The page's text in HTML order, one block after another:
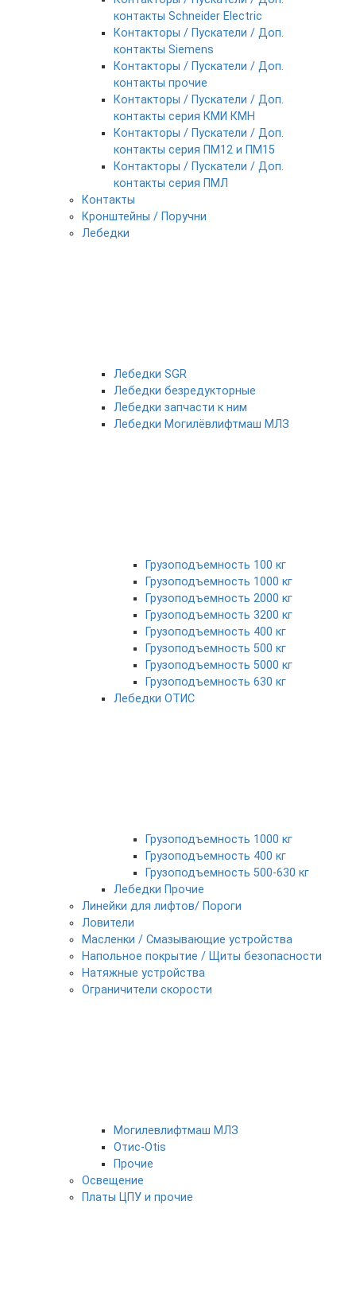
контакты Schneider Electric
Контакторы / Пускатели / Доп.
контакты Siemens
Контакторы / Пускатели / Доп.
контакты прочие
Контакторы / Пускатели / Доп.
контакты серия КМИ КМН
Контакторы / Пускатели / Доп.
контакты серия ПМ12 и ПМ15
Контакторы / Пускатели / Доп.
контакты серия ПМЛ
Контакты
Кронштейны / Поручни
Лебедки
Лебедки SGR
Лебедки безредукторные
Лебедки запчасти к ним
Лебедки Могилёвлифтмаш МЛЗ
Грузоподъемность 100 кг
Грузоподъемность 1000 кг
Грузоподъемность 2000 кг
Грузоподъемность 3200 кг
Грузоподъемность 400 кг
Грузоподъемность 500 кг
Грузоподъемность 5000 кг
Грузоподъемность 630 кг
Лебедки ОТИС
Грузоподъемность 1000 кг
Грузоподъемность 400 кг
Грузоподъемность 500-630 кг
Лебедки Прочие
Линейки для лифтов/ Пороги
Ловители
Масленки / Смазывающие устройства
Напольное покрытие / Щиты безопасности
Натяжные устройства
Ограничители скорости
Могилевлифтмаш МЛЗ
Отис-Otis
Прочие
Освещение
Платы ЦПУ и прочие